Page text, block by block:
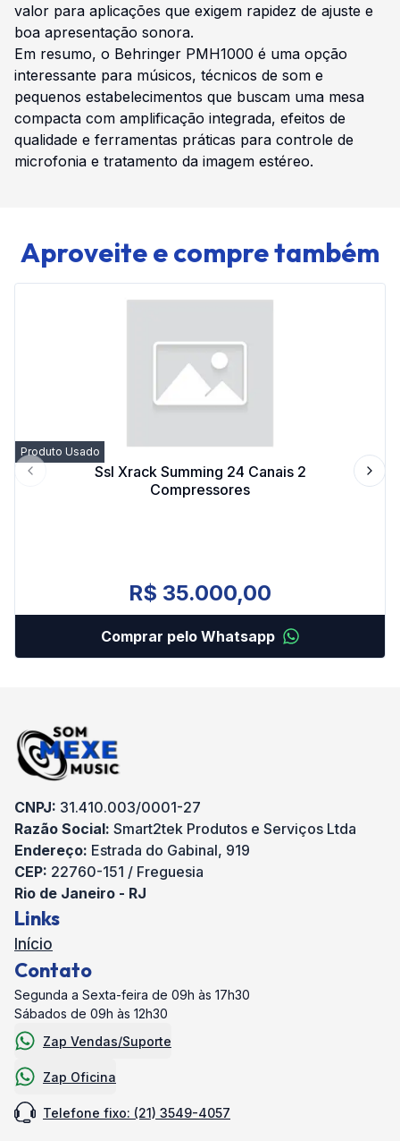
valor para aplicações que exigem rapidez de ajuste e
boa apresentação sonora.
Em resumo, o Behringer PMH1000 é uma opção
interessante para músicos, técnicos de som e
pequenos estabelecimentos que buscam uma mesa
compacta com amplificação integrada, efeitos de
qualidade e ferramentas práticas para controle de
microfonia e tratamento da imagem estéreo.
Aproveite e compre também
Produto Usado
Ssl Xrack Summing 24 Canais 2
Compressores
R$ 35.000,00
Comprar pelo Whatsapp
Previous slide
CNPJ: 31.410.003/0001-27
Razão Social: Smart2tek Produtos e Serviços Ltda
Endereço: Estrada do Gabinal, 919
CEP: 22760-151 / Freguesia
Rio de Janeiro - RJ
Links
Início
Contato
Segunda a Sexta-feira de 09h às 17h30
Sábados de 09h às 12h30
Zap Vendas/Suporte
Zap Oficina
Telefone fixo: (21) 3549-4057